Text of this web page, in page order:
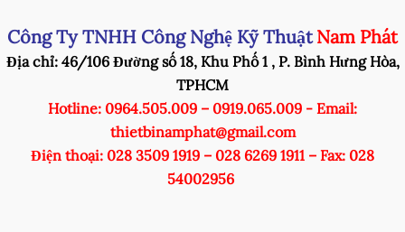
Công Ty TNHH Công Nghệ Kỹ Thuật Nam Phát
Địa chỉ: 46/106 Đường số 18, Khu Phố 1 , P. Bình Hưng Hòa,
TPHCM
Hotline: 0964.505.009 – 0919.065.009 - Email:
thietbinamphat@gmail.com
Điện thoại: 028 3509 1919 – 028 6269 1911 – Fax: 028
54002956